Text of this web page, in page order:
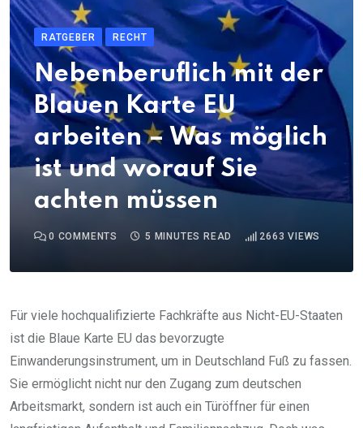
RATGEBER RECHT
Nebenberuflich mit der
Blauen Karte EU
arbeiten – Was möglich
ist und worauf Sie
achten müssen
0 COMMENTS 5 MINUTES READ 2663 VIEWS
Für viele hochqualifizierte Fachkräfte aus Nicht-EU-Staaten
ist die Blaue Karte EU das bevorzugte
Einwanderungsinstrument, um in Deutschland Fuß zu fassen.
Sie ermöglicht nicht nur den Zugang zum deutschen
Arbeitsmarkt, sondern ist auch ein Türöffner für einen